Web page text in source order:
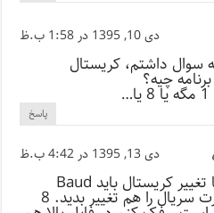
دی 10, 1395 در 1:58 ب.ظ
سوال داشتم، کریستال
چیه؟
پاسخ
دی 13, 1395 در 4:42 ب.ظ
سلام . با تغییر کریستال باید Baud
Rate پورت سریال را هم تغییر بدید. 8